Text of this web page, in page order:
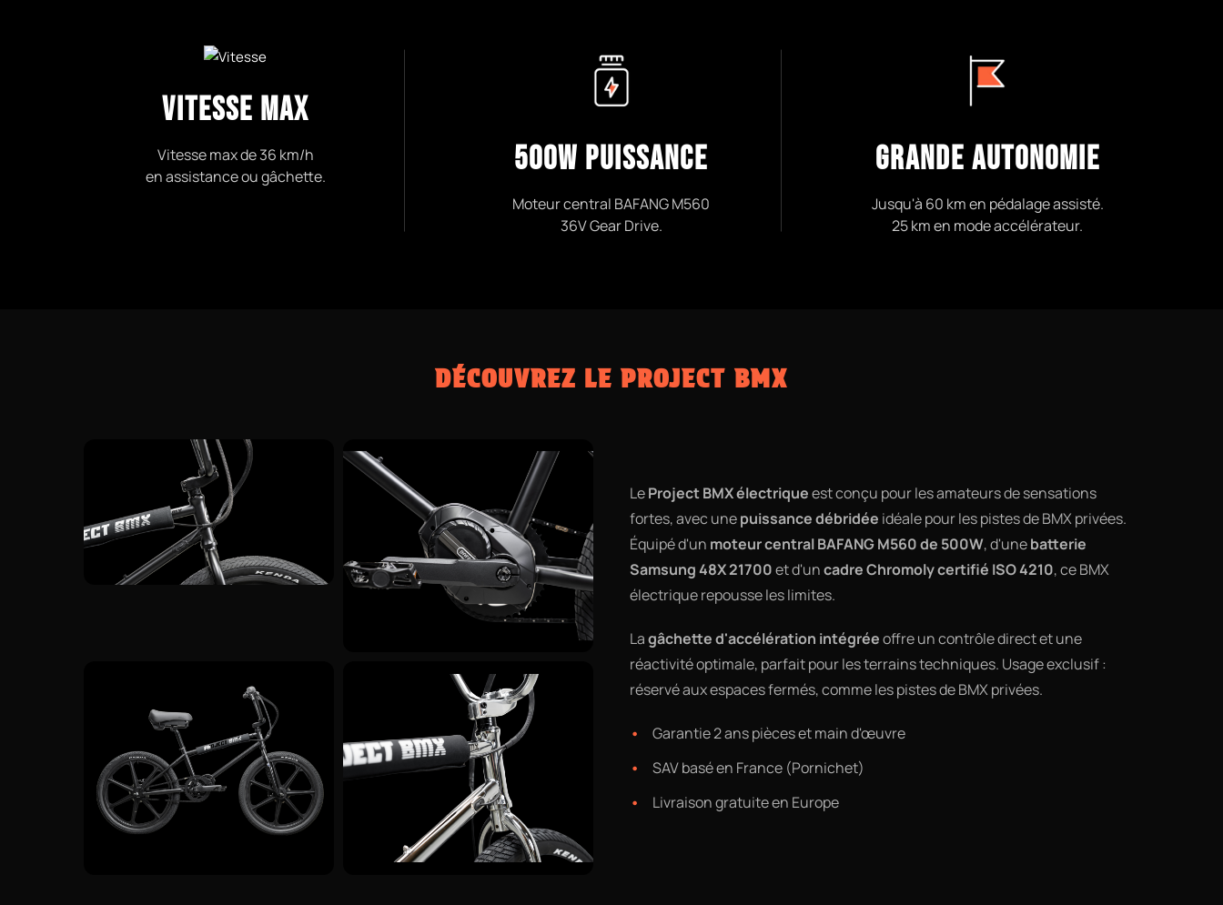
VITESSE MAX
Vitesse max de 36 km/h
en assistance ou gâchette.
500W PUISSANCE
Moteur central BAFANG M560
36V Gear Drive.
GRANDE AUTONOMIE
Jusqu'à 60 km en pédalage assisté.
25 km en mode accélérateur.
DÉCOUVREZ LE PROJECT BMX
LeProject BMX électriqueest conçu pour les amateurs de sensations
fortes, avec unepuissance débridée idéale pour les pistes de BMX privées.
Équipé d'un moteur central BAFANG M560 de 500W, d'unebatterie
Samsung 48X 21700et d'uncadre Chromoly certifié ISO 4210, ce BMX
électrique repousse les limites.
Lagâchette d'accélération intégréeoffre un contrôle direct et une
réactivité optimale, parfait pour les terrains techniques. Usage exclusif :
réservé aux espaces fermés, comme les pistes de BMX privées.
Garantie 2 ans pièces et main d'œuvre
SAV basé en France (Pornichet)
Livraison gratuite en Europe